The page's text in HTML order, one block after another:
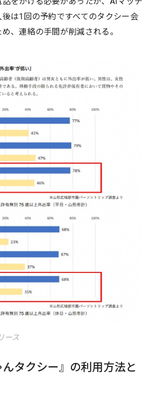
は1回の予約ですべてのタクシー会
、連絡の手間が削減される。
ース
んタクシー』の利用方法と